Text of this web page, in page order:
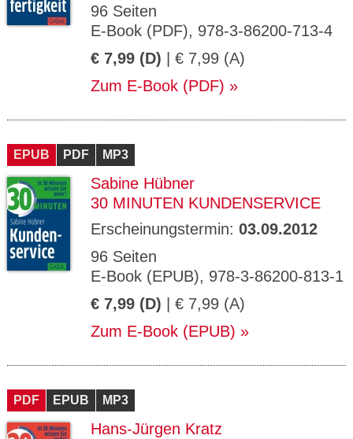
96 Seiten
E-Book (PDF), 978-3-86200-713-4
€ 7,99 (D) | € 7,99 (A)
Zum E-Book (PDF)
EPUB PDF MP3
Sabine Hübner
30 MINUTEN KUNDENSERVICE
Erscheinungstermin: 03.09.2012
96 Seiten
E-Book (EPUB), 978-3-86200-813-1
€ 7,99 (D) | € 7,99 (A)
Zum E-Book (EPUB)
PDF EPUB MP3
Hans-Jürgen Kratz